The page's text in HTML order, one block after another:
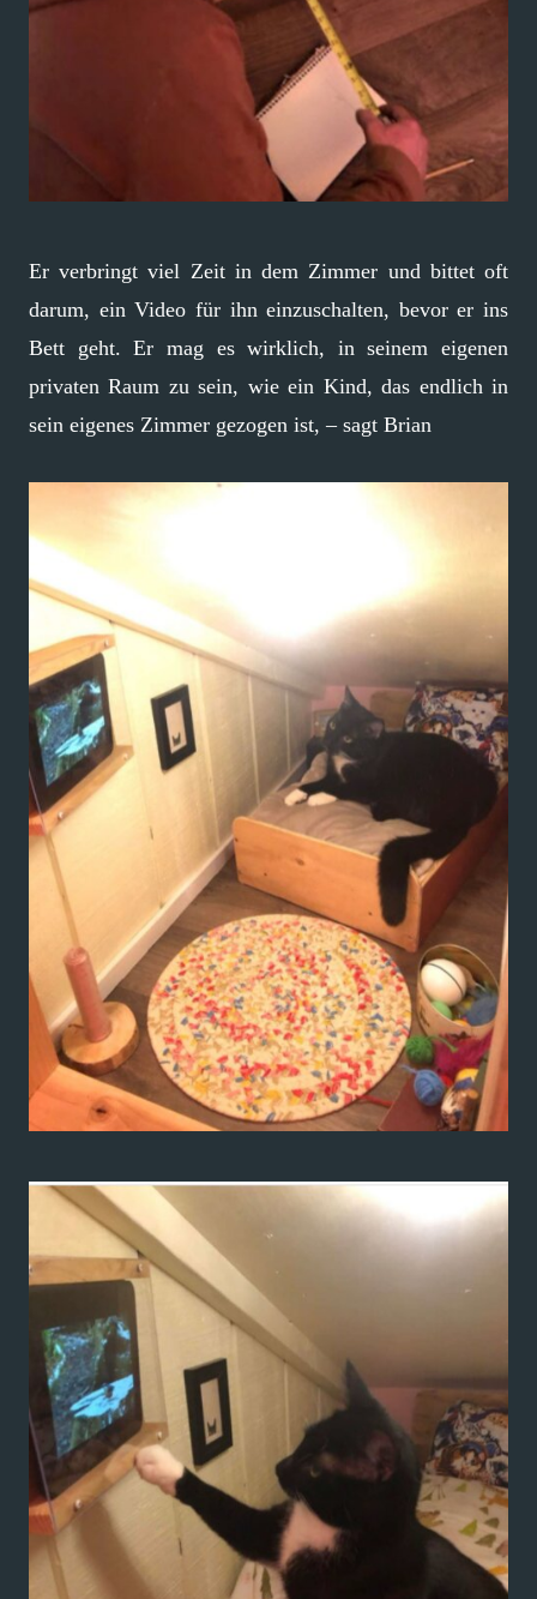
Er verbringt viel Zeit in dem Zimmer und bittet oft
darum, ein Video für ihn einzuschalten, bevor er ins
Bett geht. Er mag es wirklich, in seinem eigenen
privaten Raum zu sein, wie ein Kind, das endlich in
sein eigenes Zimmer gezogen ist, – sagt Brian